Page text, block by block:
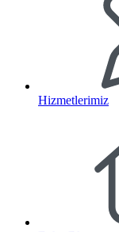
Hizmetlerimiz